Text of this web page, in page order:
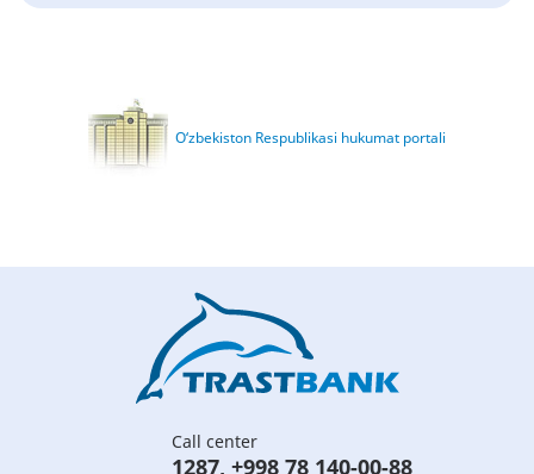
O‘zbekiston Respublikasi hukumat portali
Call center
1287, +998 78 140-00-88